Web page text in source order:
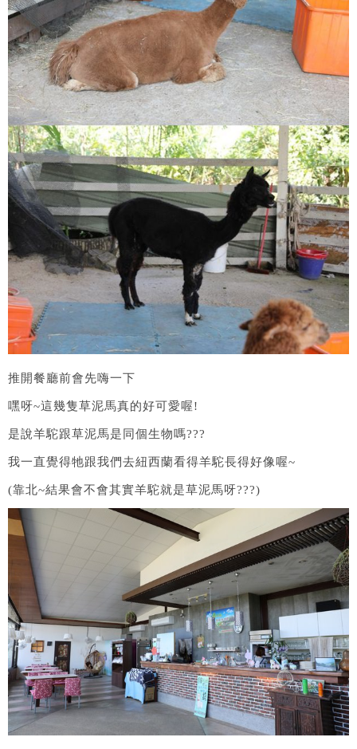
推開餐廳前會先嗨一下
嘿呀~這幾隻草泥馬真的好可愛喔!
是說羊駝跟草泥馬是同個生物嗎???
我一直覺得牠跟我們去紐西蘭看得羊駝長得好像喔~
(靠北~結果會不會其實羊駝就是草泥馬呀???)